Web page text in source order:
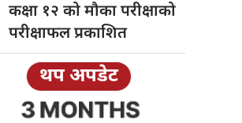
कक्षा १२ को मौका परीक्षाको
परीक्षाफल प्रकाशित
थप अपडेट